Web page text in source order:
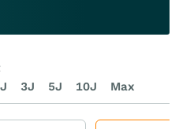
3J 5J 10J Max